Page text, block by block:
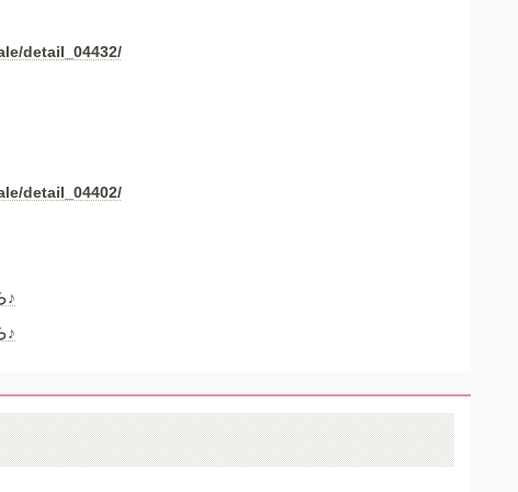
detail_04432/
detail_04402/
♪
♪